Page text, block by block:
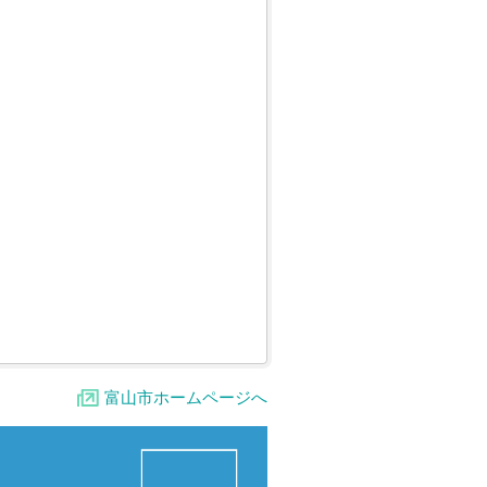
富山市ホームページへ